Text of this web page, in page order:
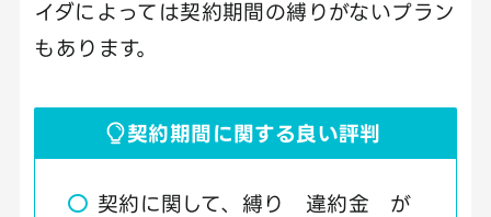
イダによっては契約期間の縛りがないプラン
もあります。
契約期間に関する良い評判
契約に関して、縛り 違約金 が